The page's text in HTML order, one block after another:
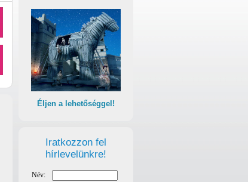
Éljen a lehetőséggel!
Iratkozzon fel
hírlevelünkre!